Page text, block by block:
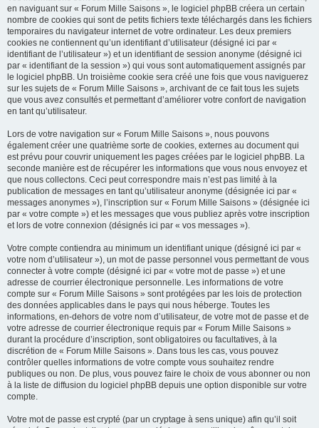
en naviguant sur « Forum Mille Saisons », le logiciel phpBB créera un certain
nombre de cookies qui sont de petits fichiers texte téléchargés dans les fichiers
temporaires du navigateur internet de votre ordinateur. Les deux premiers
cookies ne contiennent qu’un identifiant d’utilisateur (désigné ici par «
identifiant de l’utilisateur ») et un identifiant de session anonyme (désigné ici
par « identifiant de la session ») qui vous sont automatiquement assignés par
le logiciel phpBB. Un troisième cookie sera créé une fois que vous naviguerez
sur les sujets de « Forum Mille Saisons », archivant de ce fait tous les sujets
que vous avez consultés et permettant d’améliorer votre confort de navigation
en tant qu’utilisateur.
Lors de votre navigation sur « Forum Mille Saisons », nous pouvons
également créer une quatrième sorte de cookies, externes au document qui
est prévu pour couvrir uniquement les pages créées par le logiciel phpBB. La
seconde manière est de récupérer les informations que vous nous envoyez et
que nous collectons. Ceci peut correspondre mais n’est pas limité à la
publication de messages en tant qu’utilisateur anonyme (désignée ici par «
messages anonymes »), l’inscription sur « Forum Mille Saisons » (désignée ici
par « votre compte ») et les messages que vous publiez après votre inscription
et lors de votre connexion (désignés ici par « vos messages »).
Votre compte contiendra au minimum un identifiant unique (désigné ici par «
votre nom d’utilisateur »), un mot de passe personnel vous permettant de vous
connecter à votre compte (désigné ici par « votre mot de passe ») et une
adresse de courrier électronique personnelle. Les informations de votre
compte sur « Forum Mille Saisons » sont protégées par les lois de protection
des données applicables dans le pays qui nous héberge. Toutes les
informations, en-dehors de votre nom d’utilisateur, de votre mot de passe et de
votre adresse de courrier électronique requis par « Forum Mille Saisons »
durant la procédure d’inscription, sont obligatoires ou facultatives, à la
discrétion de « Forum Mille Saisons ». Dans tous les cas, vous pouvez
contrôler quelles informations de votre compte vous souhaitez rendre
publiques ou non. De plus, vous pouvez faire le choix de vous abonner ou non
à la liste de diffusion du logiciel phpBB depuis une option disponible sur votre
compte.
Votre mot de passe est crypté (par un cryptage à sens unique) afin qu’il soit